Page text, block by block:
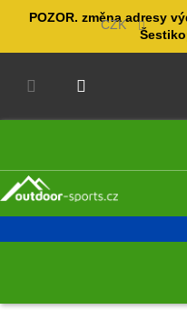
POZOR. změna adresy
CZK